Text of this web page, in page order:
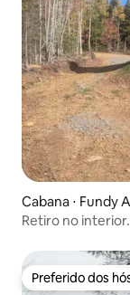
Cabana ⋅ Fundy
Retiro no interior.
Preferido dos
Preferido dos